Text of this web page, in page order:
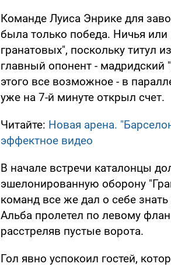
Команде Луиса Энрике для
была только победа. Ничья
гранатовых", поскольку титул
главный опонент - мадридский
этого все возможное - в
уже на 7-й минуте открыл счет.
Читайте: Новая арена.
эффектное видео
В начале встречи каталонцы
эшелонированную оборону
команд все же дал о себе
Альба пролетел по левому
расстреляв пустые ворота.
Гол явно успокоил гостей,